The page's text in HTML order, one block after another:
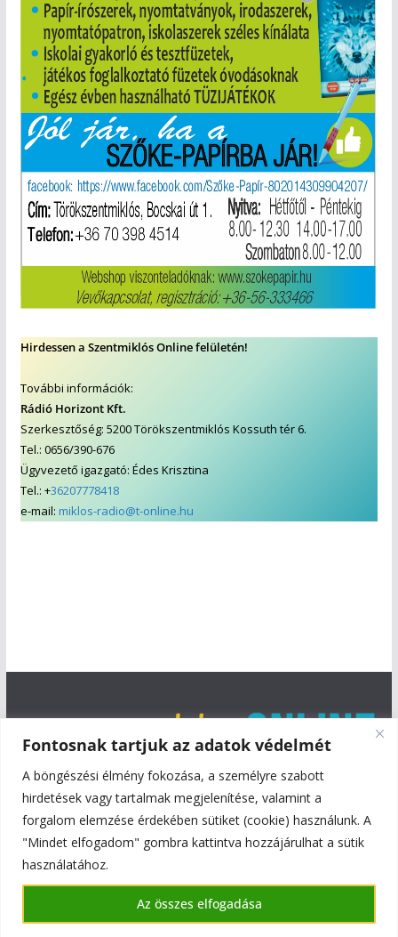
Fontosnak tartjuk az adatok védelmét
A böngészési élmény fokozása, a személyre szabott
hirdetések vagy tartalmak megjelenítése, valamint a
forgalom elemzése érdekében sütiket (cookie) használunk. A
"Mindet elfogadom" gombra kattintva hozzájárulhat a sütik
használatához.
Az összes elfogadása
Hirdessen a Szentmiklós Online felületén!
További információk:
Rádió Horizont Kft.
Szerkesztőség: 5200 Törökszentmiklós Kossuth tér 6.
Tel.: 0656/390-676
Ügyvezető igazgató: Édes Krisztina
Tel.: +36207778418
e-mail: miklos-radio@t-online.hu
Copyright © 2026Szentmiklós Online
Theme:ColorMagby ThemeGrill. Powered byWordPress.